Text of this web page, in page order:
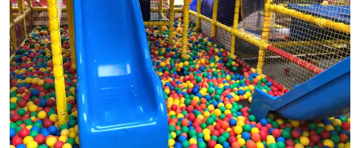
Rundfahrten
-
Spielplätze
-
Indoor-
Spielplätze
-
Experiences
Wellness-